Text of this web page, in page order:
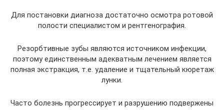
Для постановки диагноза достаточно осмотра ротовой
полости специалистом и рентгенография.
Резорбтивные зубы являются источником инфекции,
поэтому единственным адекватным лечением является
полная экстракция, т.е. удаление и тщательный кюретаж
лунки.
Часто болезнь прогрессирует и разрушению подвержены